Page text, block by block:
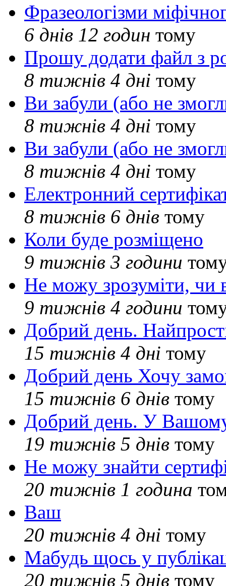
Фразеологізми
6 днів 12 годин тому
Прошу додати файл з
8 тижнів 4 дні тому
Ви забули (або не
8 тижнів 4 дні тому
Ви забули (або не
8 тижнів 4 дні тому
Електронний
8 тижнів 6 днів тому
Коли буде розміщено
9 тижнів 3 години
Не можу зрозуміти, чи
9 тижнів 4 години
Добрий день.
15 тижнів 4 дні тому
Добрий день Хочу
15 тижнів 6 днів тому
Добрий день. У Вашому
19 тижнів 5 днів тому
Не можу знайти
20 тижнів 1 година
Ваш
20 тижнів 4 дні тому
Мабудь щось у
20 тижнів 5 днів тому